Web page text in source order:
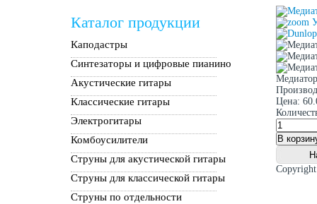
Каталог продукции
Каподастры
Синтезаторы и цифровые пианино
Акустические гитары
Классические гитары
Электрогитары
Комбоусилители
Струны для акустической гитары
Струны для классической гитары
Струны по отдельности
Цена: